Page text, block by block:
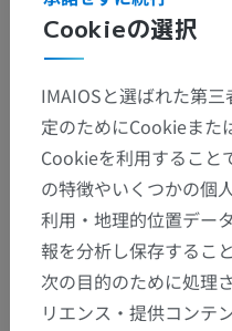
Cookieの選択
IMAIOSと選ばれた第
定のためにCookieまた
Cookieを利用すること
の特徴やいくつかの個
利用・地理的位置デー
報を分析し保存するこ
次の目的のために処理
リエンス・提供コンテ